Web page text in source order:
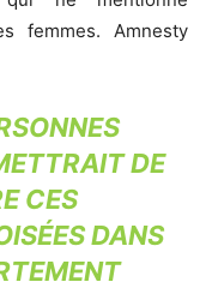
femmes. Amnesty
DE
CES
DANS